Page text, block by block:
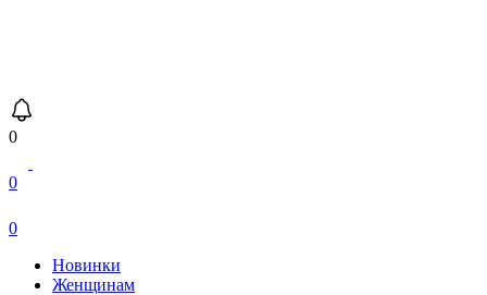
0
0
0
Новинки
Женщинам